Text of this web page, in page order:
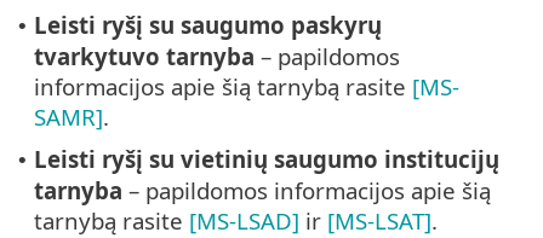
• Leisti ryšį su saugumo paskyrų
tvarkytuvo tarnyba – papildomos
informacijos apie šią tarnybą rasite [MS-
SAMR].
• Leisti ryšį su vietinių saugumo institucijų
tarnyba – papildomos informacijos apie šią
tarnybą rasite [MS-LSAD] ir [MS-LSAT].